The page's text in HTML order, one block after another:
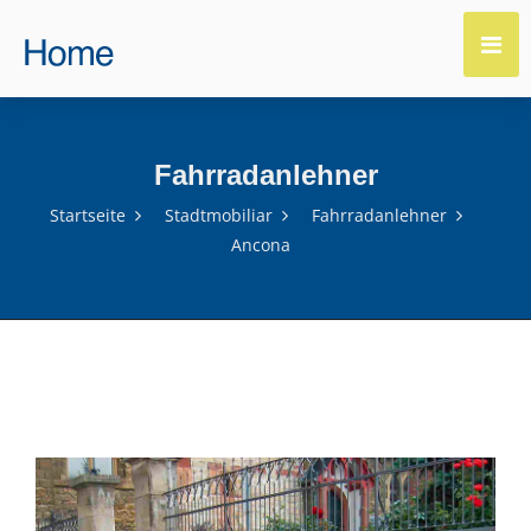
Fahrradanlehner
Startseite Stadtmobiliar
Fahrradanlehner
Ancona